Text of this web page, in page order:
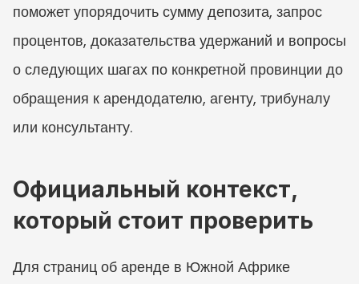
поможет упорядочить сумму депозита, запрос
процентов, доказательства удержаний и вопросы
о следующих шагах по конкретной провинции до
обращения к арендодателю, агенту, трибуналу
или консультанту.
Официальный контекст,
который стоит проверить
Для страниц об аренде в Южной Африке